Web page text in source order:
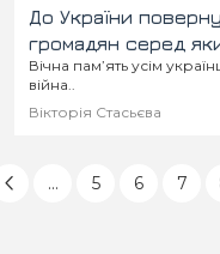
До України
громадян серед
Вічна пам’ять усім
війна..
Вікторія Стасьєва
... 5 6 7